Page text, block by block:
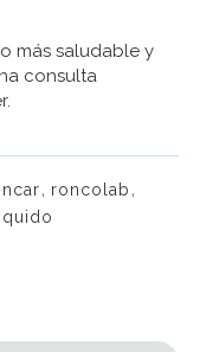
más saludable y
consulta
, roncolab ,